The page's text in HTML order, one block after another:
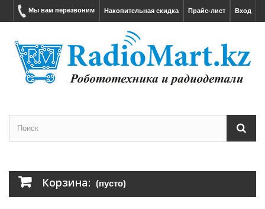
Вход
Прайс-лист
Накопительная скидка
Мы вам перезвоним
Корзина: (пусто)